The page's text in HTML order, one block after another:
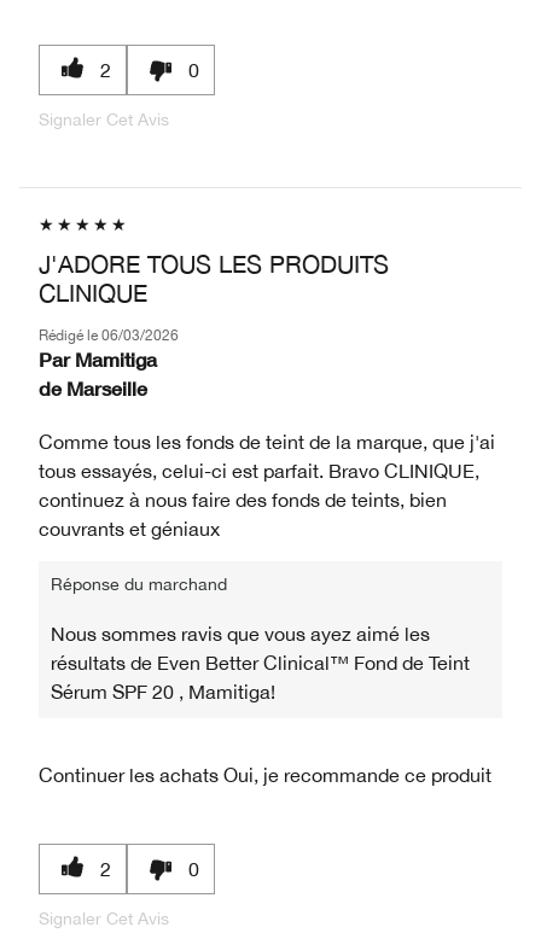
2 0
Signaler Cet Avis
J'ADORE TOUS LES PRODUITS
CLINIQUE
Rédigé le 06/03/2026
Par Mamitiga
de Marseille
Comme tous les fonds de teint de la marque, que j'ai
tous essayés, celui-ci est parfait. Bravo CLINIQUE,
continuez à nous faire des fonds de teints, bien
couvrants et géniaux
Réponse du marchand
Nous sommes ravis que vous ayez aimé les
résultats de Even Better Clinical™ Fond de Teint
Sérum SPF 20 , Mamitiga!
Continuer les achats Oui, je recommande ce produit
2 0
Signaler Cet Avis